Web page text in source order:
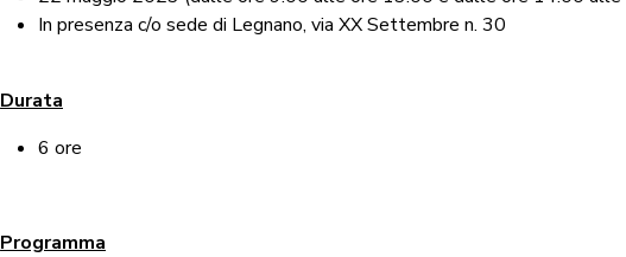
In presenza c/o sede di Legnano, via XX Settembre n. 30
Durata
6 ore
Programma